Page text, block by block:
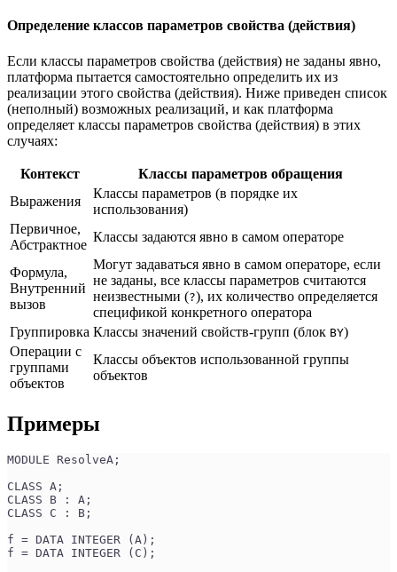
Определение классов параметров свойства (действия)
Если классы параметров свойства (действия) не заданы явно,
платформа пытается самостоятельно определить их из
реализации этого свойства (действия). Ниже приведен список
(неполный) возможных реализаций, и как платформа
определяет классы параметров свойства (действия) в этих
случаях:
Контекст
Классы параметров обращения
Выражения
Классы параметров (в порядке их
использования)
Первичное,
Абстрактное
Классы задаются явно в самом операторе
Формула,
Внутренний
вызов
Могут задаваться явно в самом операторе, если
не заданы, все классы параметров считаются
неизвестными (?), их количество определяется
спецификой конкретного оператора
Группировка Классы значений свойств-групп (блок BY)
Операции с
группами
объектов
Классы объектов использованной группы
объектов
Примеры
MODULE ResolveA;
CLASS A;
CLASS B : A;
CLASS C : B;
f = DATA INTEGER (A);
f = DATA INTEGER (C);